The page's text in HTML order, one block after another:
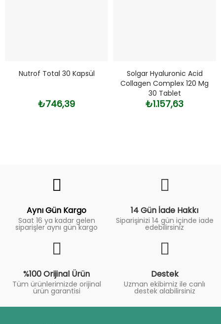
Nutrof Total 30 Kapsül
₺746,39
Solgar Hyaluronic Acid
Collagen Complex 120 Mg
30 Tablet
₺1.157,63
Aynı Gün Kargo
Saat 16 ya kadar gelen
siparişler aynı gün kargo
14 Gün İade Hakkı
Siparişinizi 14 gün içinde iade
edebilirsiniz
%100 Orijinal Ürün
Tüm ürünlerimizde orijinal
ürün garantisi
Destek
Uzman ekibimiz ile canlı
destek alabilirsiniz